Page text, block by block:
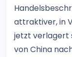
attraktiver, in
jetzt verlagert
von China